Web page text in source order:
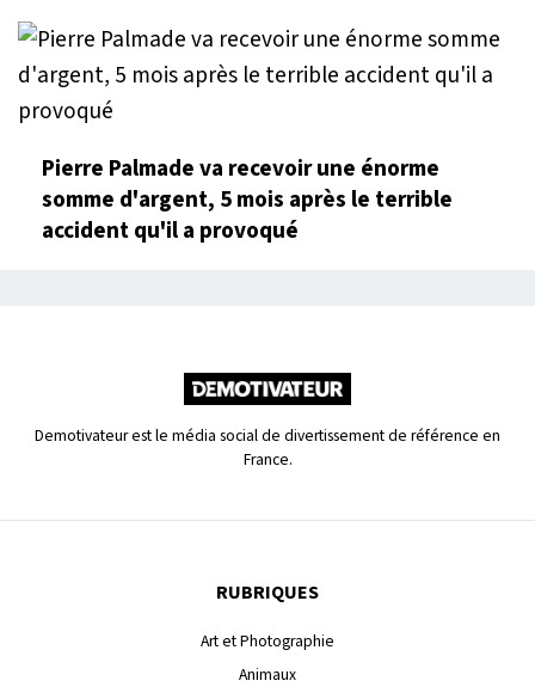
Pierre Palmade va recevoir une énorme
somme d'argent, 5 mois après le terrible
accident qu'il a provoqué
Demotivateur est le média social de divertissement de référence en
France.
RUBRIQUES
Art et Photographie
Animaux